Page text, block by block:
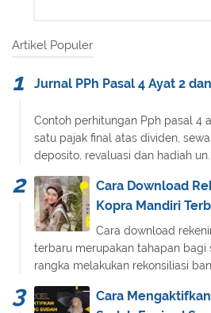
Artikel Populer
Jurnal PPh Pasal 4 Ayat 2
Contoh perhitungan Pph pasal 4
satu pajak final atas dividen,
deposito, revaluasi dan hadiah un...
Cara Download
Kopra Mandiri
Cara download
terbaru merupakan tahapan bagi
rangka melakukan rekonsiliasi
Cara